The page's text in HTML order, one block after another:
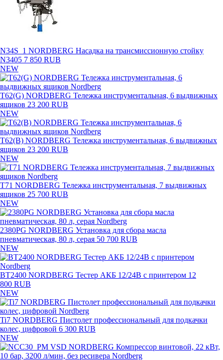
N34S_1 NORDBERG Насадка на трансмиссионную стойку
N3405 7 850 RUB
NEW
T62(G) NORDBERG Тележка инструментальная, 6 выдвижных
ящиков 23 200 RUB
NEW
T62(B) NORDBERG Тележка инструментальная, 6 выдвижных
ящиков 23 200 RUB
NEW
T71 NORDBERG Тележка инструментальная, 7 выдвижных
ящиков 25 700 RUB
NEW
2380PG NORDBERG Установка для сбора масла
пневматическая, 80 л, серая 50 700 RUB
NEW
BT2400 NORDBERG Тестер АКБ 12/24В с принтером 12
800 RUB
NEW
Ti7 NORDBERG Пистолет профессиональный для подкачки
колес, цифровой 6 300 RUB
NEW